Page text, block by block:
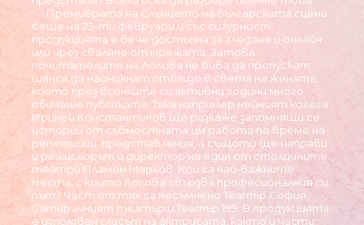
Премиерата на Слънцето на българската сцена
беше на 23-ти февруари и със сигурност
продукцията е вече достъпна за гледане и онлайн
или чрез сваляне от мрежата. Затова
почитателите на Лолова не бива да пропускат
шанса да надникнат отблизо в света на жената,
която през всичките си активни години много
обичаше публиката. Така например нейният колега
Ириней Константинов ще разкаже запомнящи се
истории от съвместната им работа по време на
репетиции представления, а същото ще направи
и режисьорът и директор на един от столичните
театри Пламен Марков. Кои са най-важните
места, с които Лолова свързва професионалния си
път? Част от тях са несъмнено Театър София,
Сатиричният театър и Театър 199. В продукцията
е използван гласът на актрисата, както и части